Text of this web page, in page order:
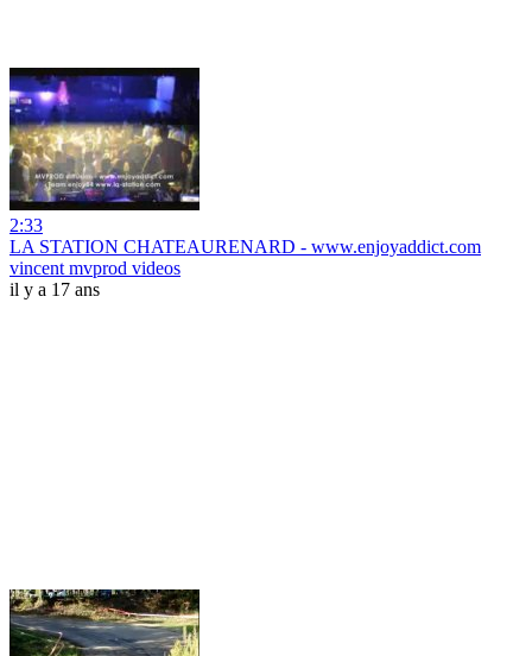
2:33
LA STATION CHATEAURENARD - www.enjoyaddict.com
vincent mvprod videos
il y a 17 ans